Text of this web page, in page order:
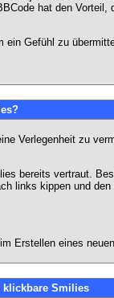
hat den
Gefühl zu
Verlegenheit zu
bereits vertraut.
links kippen und
Erstellen eines
klickbare Smilies